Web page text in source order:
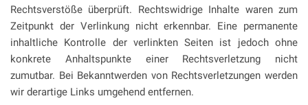
Rechtsverstöße überprüft. Rechtswidrige Inhalte waren zum
Zeitpunkt der Verlinkung nicht erkennbar. Eine permanente
inhaltliche Kontrolle der verlinkten Seiten ist jedoch ohne
konkrete Anhaltspunkte einer Rechtsverletzung nicht
zumutbar. Bei Bekanntwerden von Rechtsverletzungen werden
wir derartige Links umgehend entfernen.